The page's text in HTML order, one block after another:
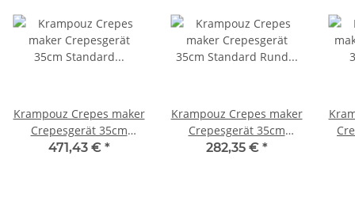
Krampouz Crepes maker
Crepesgerät 35cm
Standard Eckig 230V
471,43 € *
Krampouz Crepes maker
Crepesgerät 35cm
Standard Rund 230V
282,35 € *